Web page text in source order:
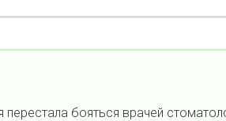
перестала бояться врачей